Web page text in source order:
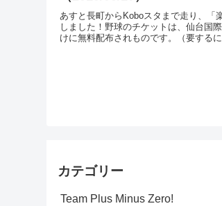
あすと長町からKoboスタまで走り、「
しました！野球のチケットは、仙台国
けに無料配布されものです。（要する
カテゴリー
Team Plus Minus Zero!